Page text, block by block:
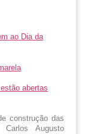
ao Dia da
abertas
construção das
Carlos Augusto